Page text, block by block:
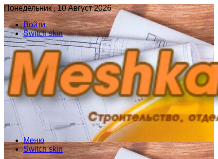
Понедельник , 10 Август 2026
Войти
Switch skin
Меню
Switch skin